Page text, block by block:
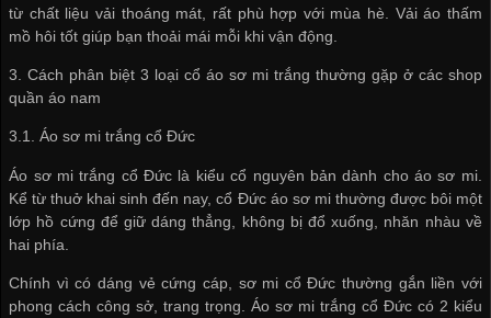
từ chất liệu vải thoáng mát, rất phù hợp với mùa hè. Vải áo thấm
mồ hôi tốt giúp bạn thoải mái mỗi khi vận động.
3. Cách phân biệt 3 loại cổ áo sơ mi trắng thường gặp ở các shop
quần áo nam
3.1. Áo sơ mi trắng cổ Đức
Áo sơ mi trắng cổ Đức là kiểu cổ nguyên bản dành cho áo sơ mi.
Kể từ thuở khai sinh đến nay, cổ Đức áo sơ mi thường được bôi một
lớp hồ cứng để giữ dáng thẳng, không bị đổ xuống, nhăn nhàu về
hai phía.
Chính vì có dáng vẻ cứng cáp, sơ mi cổ Đức thường gắn liền với
phong cách công sở, trang trọng. Áo sơ mi trắng cổ Đức có 2 kiểu